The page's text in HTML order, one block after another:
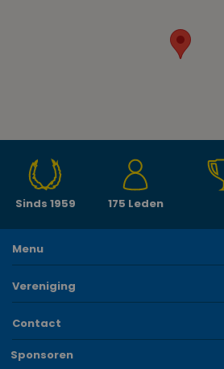
Sinds 1959 175 Leden
Menu
Vereniging
Contact
Sponsoren